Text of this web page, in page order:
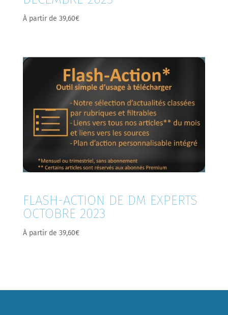
À partir de 39,60€
FLASH-ACTION DE DM EXPERTS
OCTOBRE 2023
À partir de 39,60€